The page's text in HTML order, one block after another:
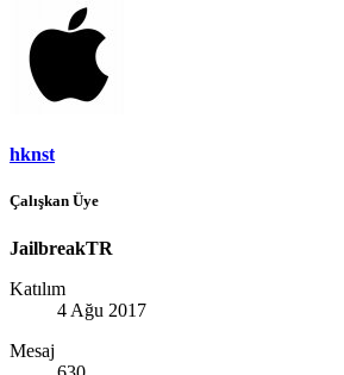
hknst
Çalışkan Üye
JailbreakTR
Katılım
4 Ağu 2017
Mesaj